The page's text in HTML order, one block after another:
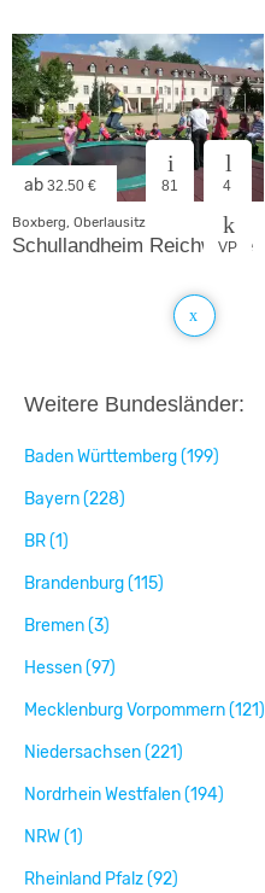
ab 32.50 € 81 4
VP
Boxberg, Oberlausitz
Schullandheim Reichwalde
Weitere Bundesländer:
Baden Württemberg (199)
Bayern (228)
BR (1)
Brandenburg (115)
Bremen (3)
Hessen (97)
Mecklenburg Vorpommern (121)
Niedersachsen (221)
Nordrhein Westfalen (194)
NRW (1)
Rheinland Pfalz (92)